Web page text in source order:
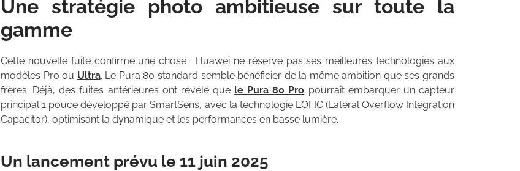
Une stratégie photo ambitieuse sur toute la
gamme
Cette nouvelle fuite confirme une chose : Huawei ne réserve pas ses meilleures technologies aux
modèles Pro ou Ultra. Le Pura 80 standard semble bénéficier de la même ambition que ses grands
frères. Déjà, des fuites antérieures ont révélé que le Pura 80 Pro pourrait embarquer un capteur
principal 1 pouce développé par SmartSens, avec la technologie LOFIC (Lateral Overflow Integration
Capacitor), optimisant la dynamique et les performances en basse lumière.
Un lancement prévu le 11 juin 2025